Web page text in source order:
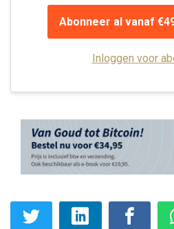
Abonneer al vanaf
Inloggen voor